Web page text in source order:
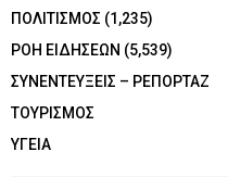
ΠΟΛΙΤΙΣΜΟΣ (1,235)
ΡΟΗ ΕΙΔΗΣΕΩΝ (5,539)
ΣΥΝΕΝΤΕΥΞΕΙΣ – ΡΕΠΟΡΤΑΖ
ΤΟΥΡΙΣΜΟΣ
ΥΓΕΙΑ